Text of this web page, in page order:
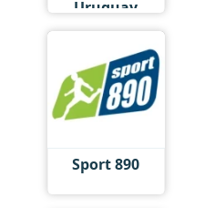
Uruguay
Sport 890